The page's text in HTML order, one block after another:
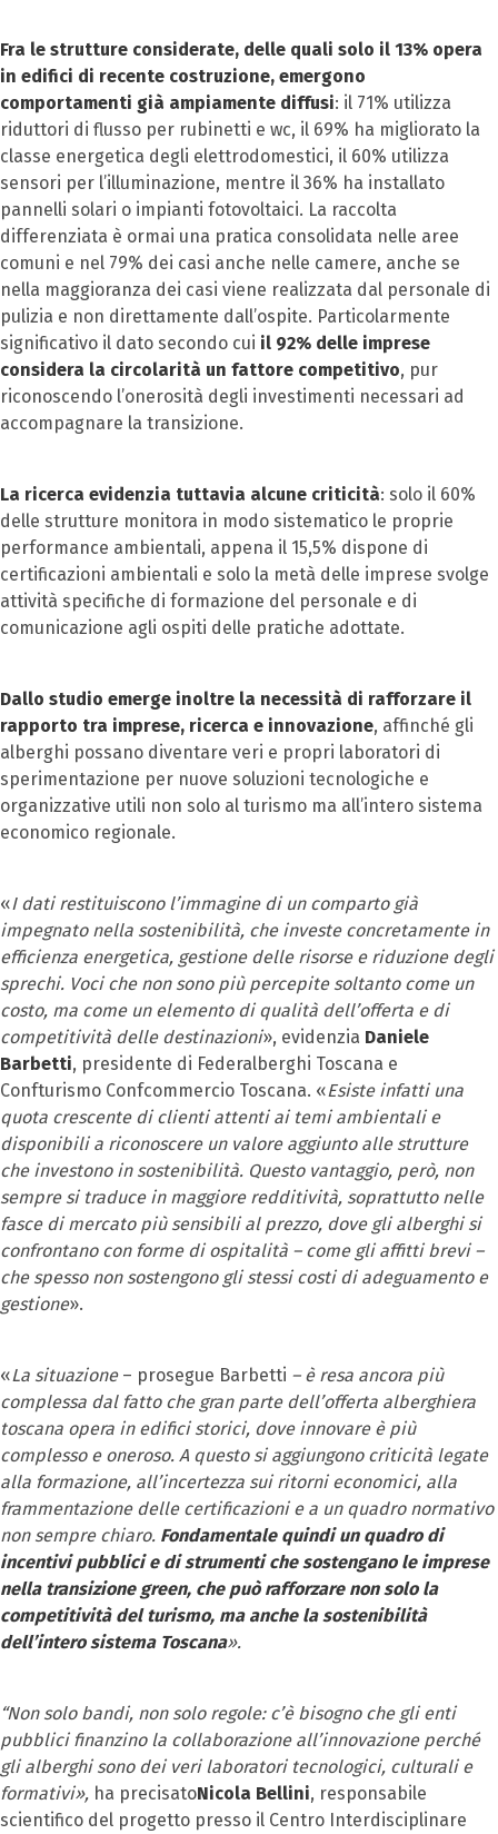
Fra le strutture considerate, delle quali solo il 13% opera
in edifici di recente costruzione, emergono
comportamenti già ampiamente diffusi: il 71% utilizza
riduttori di flusso per rubinetti e wc, il 69% ha migliorato la
classe energetica degli elettrodomestici, il 60% utilizza
sensori per l’illuminazione, mentre il 36% ha installato
pannelli solari o impianti fotovoltaici. La raccolta
differenziata è ormai una pratica consolidata nelle aree
comuni e nel 79% dei casi anche nelle camere, anche se
nella maggioranza dei casi viene realizzata dal personale di
pulizia e non direttamente dall’ospite. Particolarmente
significativo il dato secondo cui il 92% delle imprese
considera la circolarità un fattore competitivo, pur
riconoscendo l’onerosità degli investimenti necessari ad
accompagnare la transizione.
La ricerca evidenzia tuttavia alcune criticità: solo il 60%
delle strutture monitora in modo sistematico le proprie
performance ambientali, appena il 15,5% dispone di
certificazioni ambientali e solo la metà delle imprese svolge
attività specifiche di formazione del personale e di
comunicazione agli ospiti delle pratiche adottate.
Dallo studio emerge inoltre la necessità di rafforzare il
rapporto tra imprese, ricerca e innovazione, affinché gli
alberghi possano diventare veri e propri laboratori di
sperimentazione per nuove soluzioni tecnologiche e
organizzative utili non solo al turismo ma all’intero sistema
economico regionale.
«I dati restituiscono l’immagine di un comparto già
impegnato nella sostenibilità, che investe concretamente in
efficienza energetica, gestione delle risorse e riduzione degli
sprechi. Voci che non sono più percepite soltanto come un
costo, ma come un elemento di qualità dell’offerta e di
competitività delle destinazioni», evidenzia Daniele
Barbetti, presidente di Federalberghi Toscana e
Confturismo Confcommercio Toscana. «Esiste infatti una
quota crescente di clienti attenti ai temi ambientali e
disponibili a riconoscere un valore aggiunto alle strutture
che investono in sostenibilità. Questo vantaggio, però, non
sempre si traduce in maggiore redditività, soprattutto nelle
fasce di mercato più sensibili al prezzo, dove gli alberghi si
confrontano con forme di ospitalità – come gli affitti brevi –
che spesso non sostengono gli stessi costi di adeguamento e
gestione».
«La situazione – prosegue Barbetti – è resa ancora più
complessa dal fatto che gran parte dell’offerta alberghiera
toscana opera in edifici storici, dove innovare è più
complesso e oneroso. A questo si aggiungono criticità legate
alla formazione, all’incertezza sui ritorni economici, alla
frammentazione delle certificazioni e a un quadro normativo
non sempre chiaro. Fondamentale quindi un quadro di
incentivi pubblici e di strumenti che sostengano le imprese
nella transizione green, che può rafforzare non solo la
competitività del turismo, ma anche la sostenibilità
dell’intero sistema Toscana».
“Non solo bandi, non solo regole: c’è bisogno che gli enti
pubblici finanzino la collaborazione all’innovazione perché
gli alberghi sono dei veri laboratori tecnologici, culturali e
formativi», ha precisatoNicola Bellini, responsabile
scientifico del progetto presso il Centro Interdisciplinare